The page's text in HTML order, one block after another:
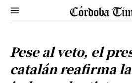
Pese al veto, el
catalán reafirma